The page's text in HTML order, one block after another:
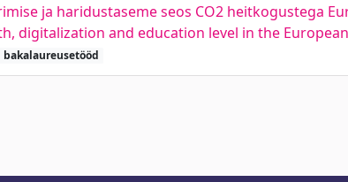
ja haridustaseme seos CO2 heitkogustega
digitalization and education level in the
bakalaureusetööd